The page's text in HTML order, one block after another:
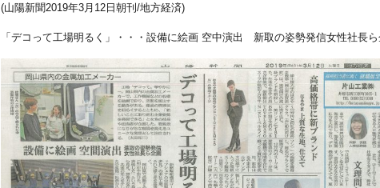
(山陽新聞2019年3月12日朝刊/地方経済)
「デコって工場明るく」・・・設備に絵画 空中演出 新取の姿勢発信女性社長